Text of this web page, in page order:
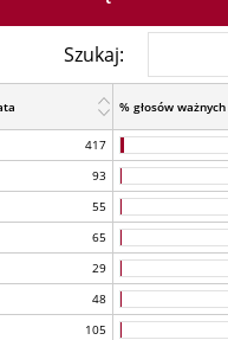
Szukaj:
% głosów ważnych
417
93
55
65
29
48
105